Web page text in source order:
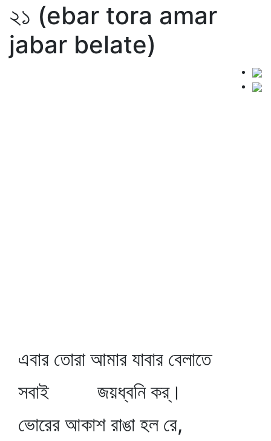
২১ (ebar tora amar
jabar belate)
এবার তোরা আমার যাবার বেলাতে
সবাই জয়ধ্বনি কর্‌।
ভোরের আকাশ রাঙা হল রে,